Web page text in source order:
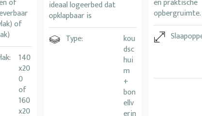
of
of
140
x20
0
of
160
x20
ideaal logeerbed dat
opklapbaar is
Type:
kou
dsc
hui
m
+
bon
ellv
en praktische
opbergruimte.